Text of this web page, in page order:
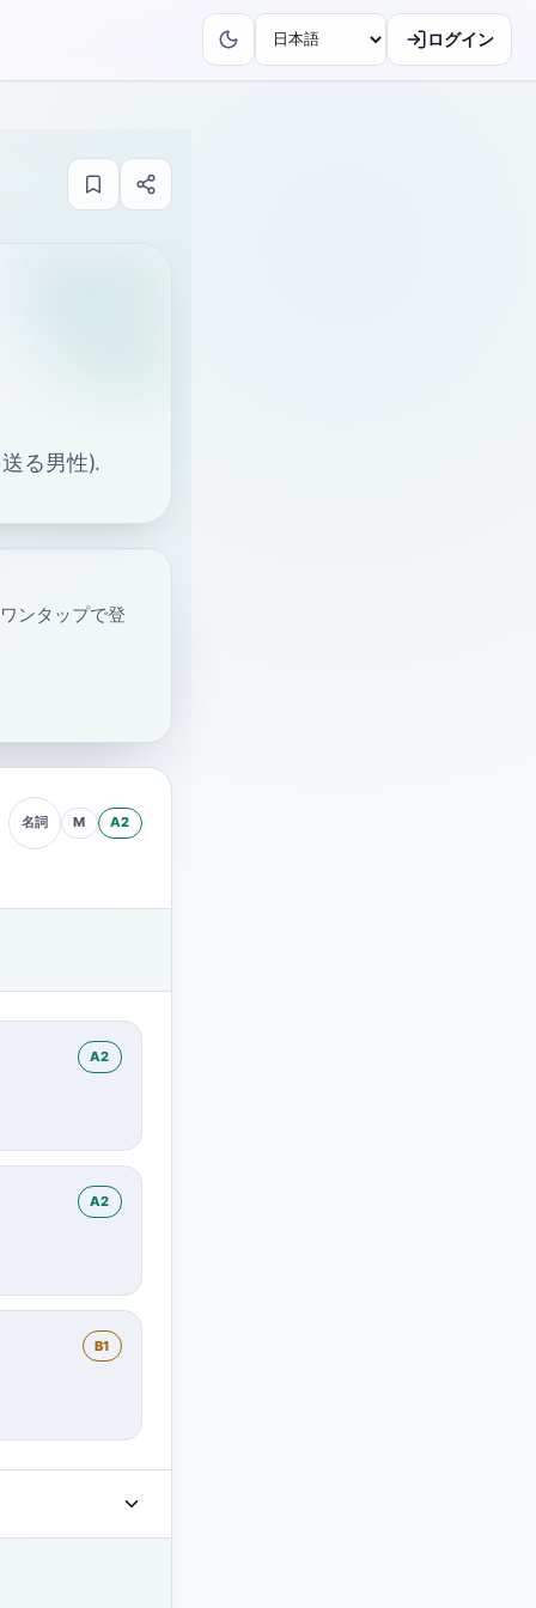
ログイン
る男性).
ンタップで登
名詞 M A2
A2
A2
B1